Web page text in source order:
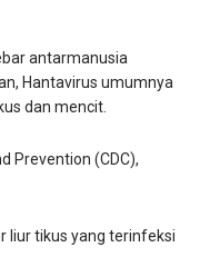
antarmanusia
Hantavirus umumnya
dan mencit.
Prevention (CDC),
liur tikus yang terinfeksi